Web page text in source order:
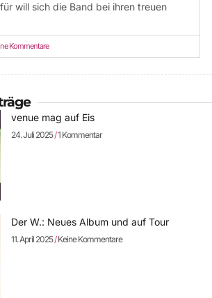
will sich die Band bei ihren treuen
Kommentare
venue mag auf Eis
24. Juli 2025 1 Kommentar
Der W.: Neues Album und auf Tour
11. April 2025 Keine Kommentare